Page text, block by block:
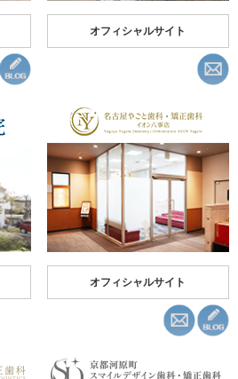
オフィシャルサイト
オフィシャルサイト